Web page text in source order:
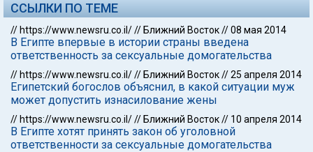
ССЫЛКИ ПО ТЕМЕ
// https://www.newsru.co.il/// Ближний Восток//08 мая 2014
В Египте впервые в истории страны введена
ответственность за сексуальные домогательства
// https://www.newsru.co.il/// Ближний Восток//25 апреля 2014
Египетский богослов объяснил, в какой ситуации муж
может допустить изнасилование жены
// https://www.newsru.co.il/// Ближний Восток// 10 апреля 2014
В Египте хотят принять закон об уголовной
ответственности за сексуальные домогательства